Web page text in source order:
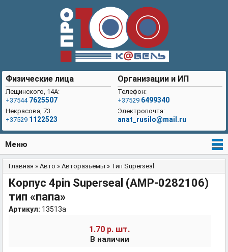
Физические лица
Лещинского, 14А:
+37544 7625507
Некрасова, 73:
+37529 1122523
Организации и ИП
Телефон:
+37529 6499340
Электропочта:
anat_rusilo@mail.ru
Меню
Вы здесь
Главная » Авто » Авторазьёмы » Тип Superseal
Корпус 4pin Superseal (AMP-0282106)
тип «папа»
Артикул: 13513a
1.70 р. шт.
В наличии